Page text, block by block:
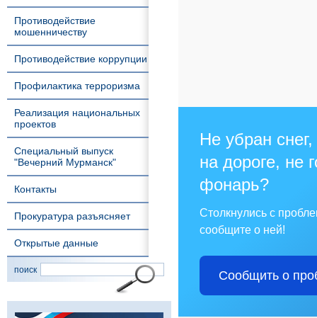
Противодействие
мошенничеству
Противодействие коррупции
Профилактика терроризма
Реализация национальных
проектов
Специальный выпуск
"Вечерний Мурманск"
Контакты
Прокуратура разъясняет
Открытые данные
поиск
Не убран
на дороге, не
фонарь?
Столкнулись с
сообщите о ней!
Сообщить о